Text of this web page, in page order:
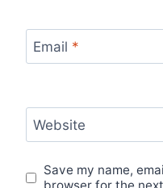
Email *
Website
Save my name,